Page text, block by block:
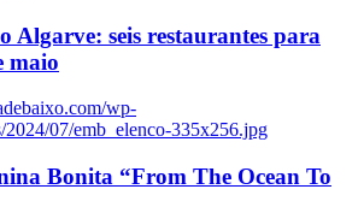
Algarve: seis restaurantes para
maio
wp-
2024/07/emb_elenco-335x256.jpg
Bonita “From The Ocean To